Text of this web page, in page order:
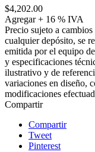
$4,202.00
Agregar + 16 % IVA
Precio sujeto a
cualquier depósito, se
emitida por el equipo
y especificaciones
ilustrativo y de
variaciones en diseño,
modificaciones
Compartir
Compartir
Tweet
Pinterest